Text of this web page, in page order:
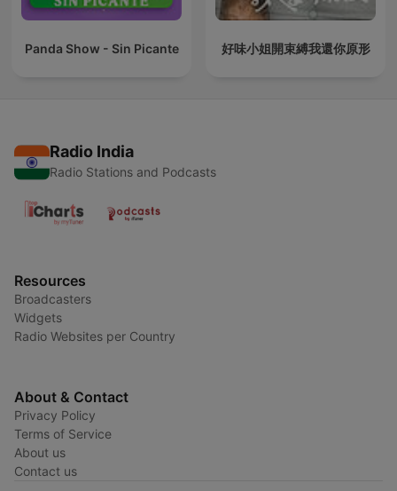
Panda Show - Sin Picante 好味小姐開束縛我還你原形
Radio India
Radio Stations and Podcasts
Resources
Broadcasters
Widgets
Radio Websites per Country
About & Contact
Privacy Policy
Terms of Service
About us
Contact us